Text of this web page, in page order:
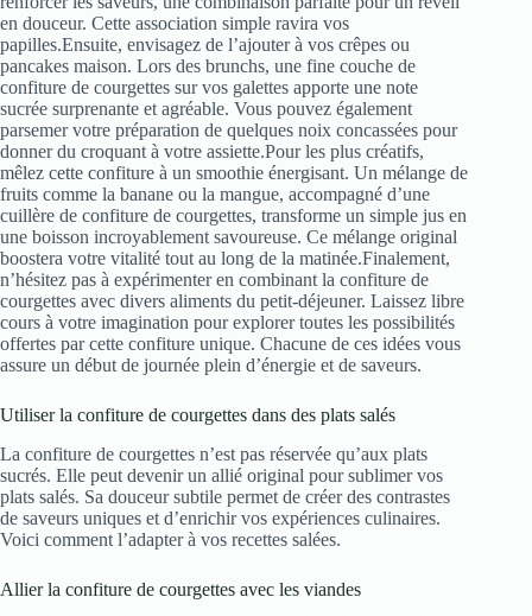
en douceur. Cette association simple ravira vos
papilles.Ensuite, envisagez de l’ajouter à vos crêpes ou
pancakes maison. Lors des brunchs, une fine couche de
confiture de courgettes sur vos galettes apporte une note
sucrée surprenante et agréable. Vous pouvez également
parsemer votre préparation de quelques noix concassées pour
donner du croquant à votre assiette.Pour les plus créatifs,
mêlez cette confiture à un smoothie énergisant. Un mélange de
fruits comme la banane ou la mangue, accompagné d’une
cuillère de confiture de courgettes, transforme un simple jus en
une boisson incroyablement savoureuse. Ce mélange original
boostera votre vitalité tout au long de la matinée.Finalement,
n’hésitez pas à expérimenter en combinant la confiture de
courgettes avec divers aliments du petit-déjeuner. Laissez libre
cours à votre imagination pour explorer toutes les possibilités
offertes par cette confiture unique. Chacune de ces idées vous
assure un début de journée plein d’énergie et de saveurs.
Utiliser la confiture de courgettes dans des plats salés
La confiture de courgettes n’est pas réservée qu’aux plats
sucrés. Elle peut devenir un allié original pour sublimer vos
plats salés. Sa douceur subtile permet de créer des contrastes
de saveurs uniques et d’enrichir vos expériences culinaires.
Voici comment l’adapter à vos recettes salées.
Allier la confiture de courgettes avec les viandes